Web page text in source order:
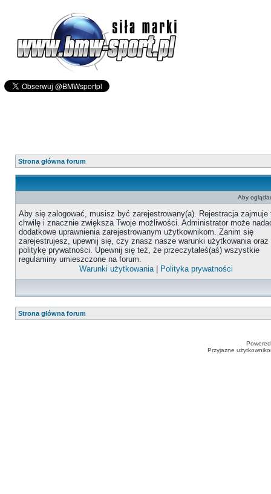
Strona główna forum
Aby
Aby się zalogować, musisz być zarejestrowany(a). Rejestracja zajmuje
chwilę i znacznie zwiększa Twoje możliwości. Administrator może
dodatkowe uprawnienia zarejestrowanym użytkownikom. Zanim się
zarejestrujesz, upewnij się, czy znasz nasze warunki użytkowania oraz
politykę prywatności. Upewnij się też, że przeczytałeś(aś) wszystkie
regulaminy umieszczone na forum.
Warunki użytkowania| Polityka prywatności
Strona główna forum
Przyjazne